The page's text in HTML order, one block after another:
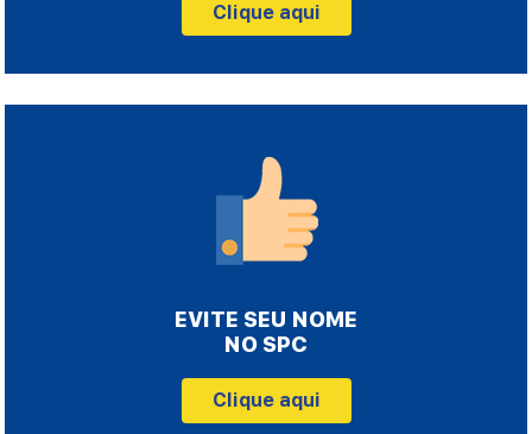
Clique aqui
EVITE SEU NOME
NO SPC
Clique aqui